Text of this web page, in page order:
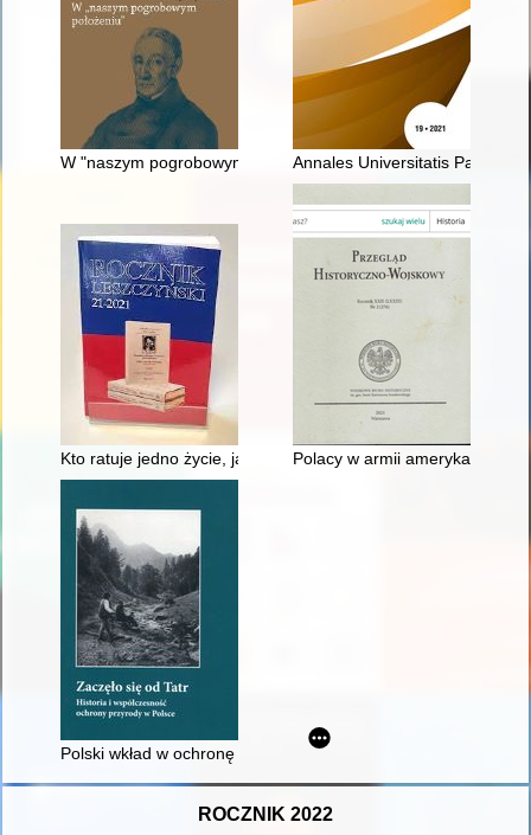
W "naszym pogrobowym położeniu" : Kajetan Koźmian po
Annales Universitatis
Kto ratuje jedno życie, jakby cały świat ratował : przyczynek
Polacy w armii amerykańskiej
Polski wkład w ochronę przyrody Czarnohory
ROCZNIK 2022